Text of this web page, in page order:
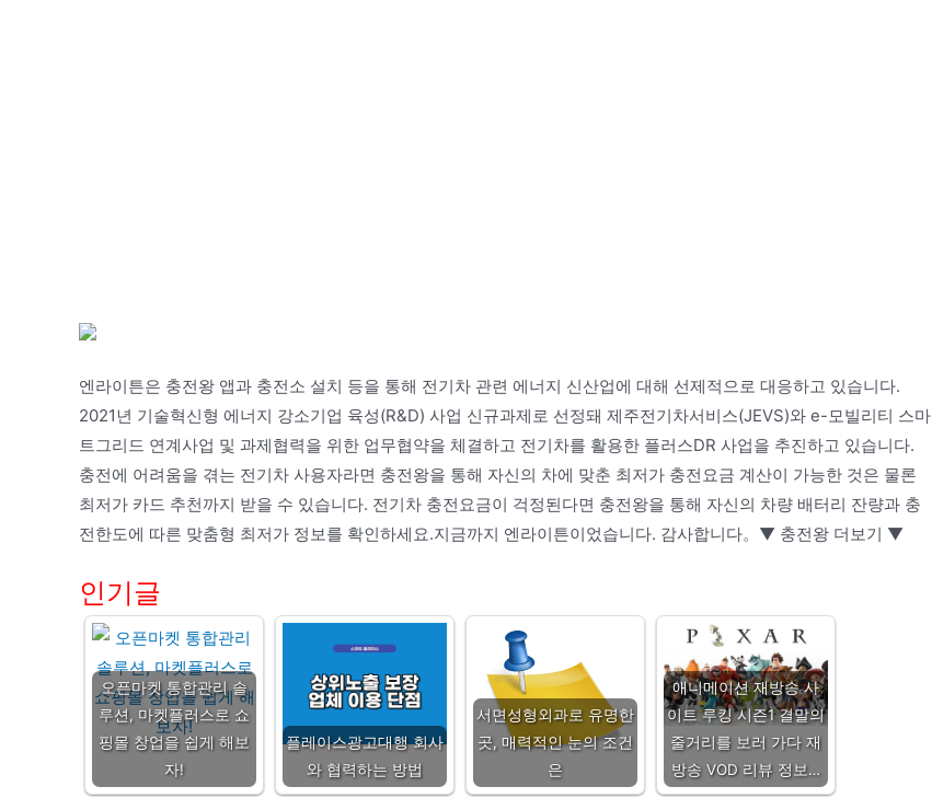
엔라이튼은 충전왕 앱과 충전소 설치 등을 통해 전기차 관련 에너지 신산업에 대해 선제적으로 대응하고 있습니다.
2021년 기술혁신형 에너지 강소기업 육성(R&D) 사업 신규과제로 선정돼 제주전기차서비스(JEVS)와 e-모빌리티 스마
트그리드 연계사업 및 과제협력을 위한 업무협약을 체결하고 전기차를 활용한 플러스DR 사업을 추진하고 있습니다.
충전에 어려움을 겪는 전기차 사용자라면 충전왕을 통해 자신의 차에 맞춘 최저가 충전요금 계산이 가능한 것은 물론
최저가 카드 추천까지 받을 수 있습니다. 전기차 충전요금이 걱정된다면 충전왕을 통해 자신의 차량 배터리 잔량과 충
전한도에 따른 맞춤형 최저가 정보를 확인하세요.지금까지 엔라이튼이었습니다. 감사합니다。▼ 충전왕 더보기 ▼
인기글
오픈마켓 통합관리 솔
루션, 마켓플러스로 쇼
핑몰 창업을 쉽게 해보
자!
플레이스광고대행 회사
와 협력하는 방법
서면성형외과로 유명한
곳, 매력적인 눈의 조건
은
애니메이션 재방송 사
이트 루킹 시즌1 결말의
줄거리를 보러 가다 재
방송 VOD 리뷰 정보…